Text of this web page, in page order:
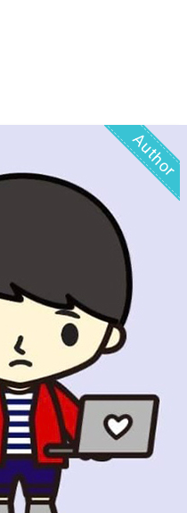
Author